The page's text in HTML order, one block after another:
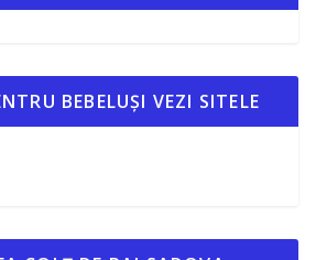
BEBELUȘI VEZI SITELE